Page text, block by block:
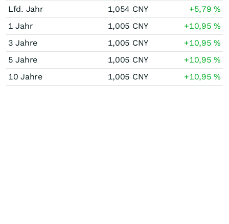
Lfd. Jahr
1,054 CNY +5,79%
1 Jahr
1,005 CNY +10,95%
3 Jahre
1,005 CNY +10,95%
5 Jahre
1,005 CNY +10,95%
10 Jahre
1,005 CNY +10,95%